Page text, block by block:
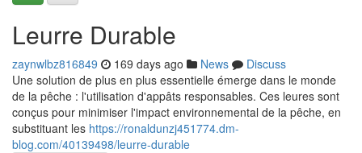
Leurre Durable
zaynwlbz816849 169 days ago News
Discuss
Une solution de plus en plus essentielle émerge dans le monde
de la pêche : l'utilisation d'appâts responsables. Ces leures sont
conçus pour minimiser l'impact environnemental de la pêche, en
substituant les https://ronaldunzj451774.dm-
blog.com/40139498/leurre-durable